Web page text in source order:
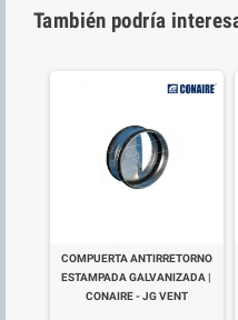
También podría
COMPUERTA ANTIRRETORNO
ESTAMPADA GALVANIZADA |
CONAIRE - JG VENT